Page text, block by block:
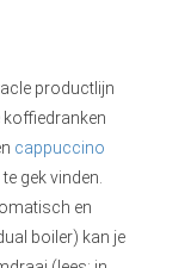
productlijn
cappuccino
gek vinden.
en
boiler) kan je